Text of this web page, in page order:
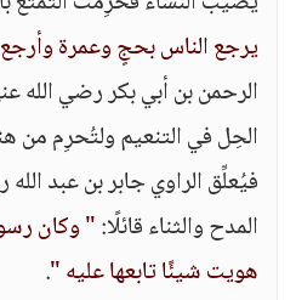
يرجع الناس بحجٍ وعمرة
الرحمن بن أبي بكر رضي الله
الحِل في التنعيم ولتُحرِم من
فيُعلِّق الراوي جابر بن عبد
المدح والثناء قائلًا:" وكان
هويت شيئًا تابعها عليه ".